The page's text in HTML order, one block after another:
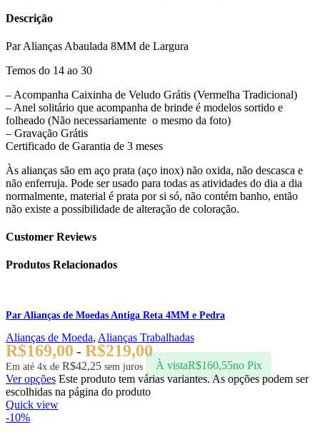
Descrição
Par Alianças Abaulada 8MM de Largura
Temos do 14 ao 30
– Acompanha Caixinha de Veludo Grátis (Vermelha Tradicional)
– Anel solitário que acompanha de brinde é modelos sortido e
folheado (Não necessariamente o mesmo da foto)
– Gravação Grátis
Certificado de Garantia de 3 meses
Às alianças são em aço prata (aço inox) não oxida, não descasca e
não enferruja. Pode ser usado para todas as atividades do dia a dia
normalmente, material é prata por si só, não contém banho, então
não existe a possibilidade de alteração de coloração.
Customer Reviews
Produtos Relacionados
Par Alianças de Moedas Antiga Reta 4MM e Pedra
Alianças de Moeda, Alianças Trabalhadas
R$169,00 - R$219,00
Em até 4x de R$42,25 sem juros À vistaR$160,55no Pix
Ver opções Este produto tem várias variantes. As opções podem ser
escolhidas na página do produto
Quick view
-10%